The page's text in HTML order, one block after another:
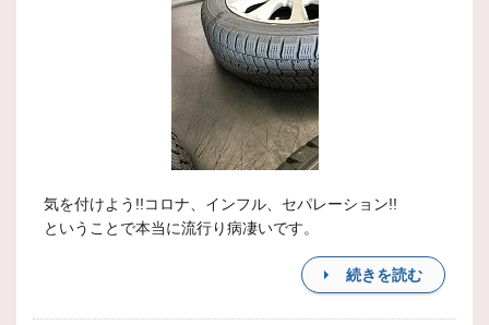
気を付けよう!!コロナ、インフル、セパレーション!!
ということで本当に流行り病凄いです。
続きを読む